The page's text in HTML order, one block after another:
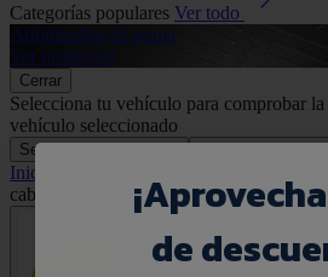
Categorías populares Ver todo
Alfombrillas de goma
Ver productos
Cerrar
Selecciona tu vehículo para comprobar
vehículo seleccionado
Selecciona tu vehículo Selecciona tu
Inicio
Ranger
cabrestante TJM correa de enganche 2019
¡
de